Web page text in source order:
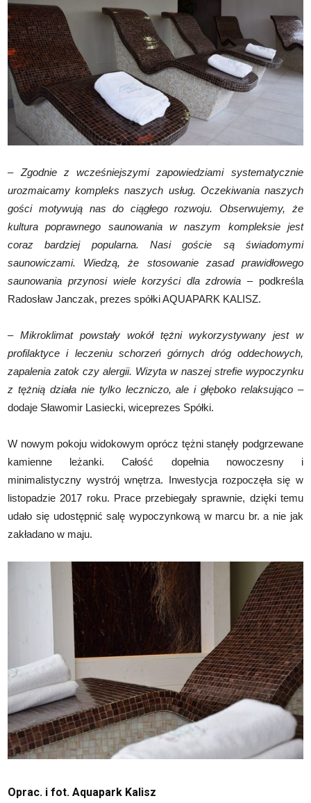
– Zgodnie z wcześniejszymi zapowiedziami systematycznie
urozmaicamy kompleks naszych usług. Oczekiwania naszych
gości motywują nas do ciągłego rozwoju. Obserwujemy, że
kultura poprawnego saunowania w naszym kompleksie jest
coraz bardziej popularna. Nasi goście są świadomymi
saunowiczami. Wiedzą, że stosowanie zasad prawidłowego
saunowania przynosi wiele korzyści dla zdrowia– podkreśla
Radosław Janczak, prezes spółki AQUAPARK KALISZ.
–Mikroklimat powstały wokół tężni wykorzystywany jest w
profilaktyce i leczeniu schorzeń górnych dróg oddechowych,
zapalenia zatok czy alergii. Wizyta w naszej strefie wypoczynku
z tężnią działa nie tylko leczniczo, ale i głęboko relaksująco –
dodaje Sławomir Lasiecki, wiceprezes Spółki.
W nowym pokoju widokowym oprócz tężni stanęły podgrzewane
kamienne leżanki. Całość dopełnia nowoczesny i
minimalistyczny wystrój wnętrza. Inwestycja rozpoczęła się w
listopadzie 2017 roku. Prace przebiegały sprawnie, dzięki temu
udało się udostępnić salę wypoczynkową w marcu br. a nie jak
zakładano w maju.
Oprac. i fot. Aquapark Kalisz